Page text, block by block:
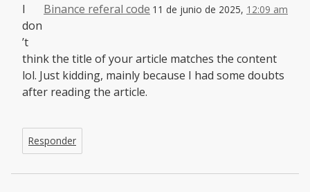
Binance referal code 11 de junio de 2025, 12:09 am
I
don
’t
think the title of your article matches the content
lol. Just kidding, mainly because I had some doubts
after reading the article.
Responder